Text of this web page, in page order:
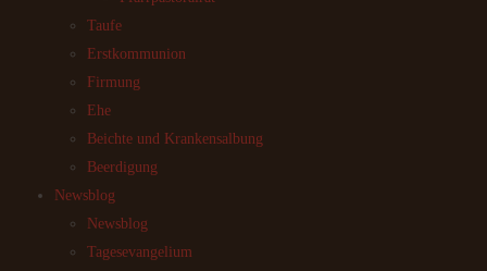
Taufe
Erstkommunion
Firmung
Ehe
Beichte und Krankensalbung
Beerdigung
Newsblog
Newsblog
Tagesevangelium